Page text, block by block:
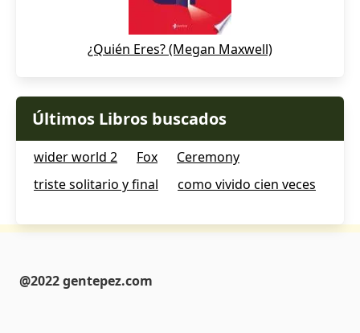
¿Quién Eres? (Megan Maxwell)
Últimos Libros buscados
wider world 2 Fox
Ceremony
triste solitario y final
como vivido cien veces
@2022 gentepez.com